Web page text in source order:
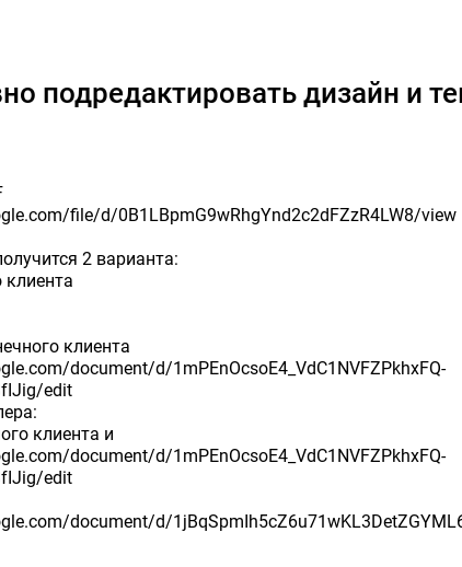
подредактировать дизайн и
file/d/0B1LBpmG9wRhgYnd2c2dFZzR4LW8/view
2 варианта:
клиента
клиента
document/d/1mPEnOcsoE4_VdC1NVFZPkhxFQ-
edit
клиента и
document/d/1mPEnOcsoE4_VdC1NVFZPkhxFQ-
edit
document/d/